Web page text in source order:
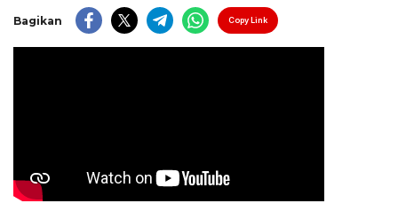
Bagikan Copy Link